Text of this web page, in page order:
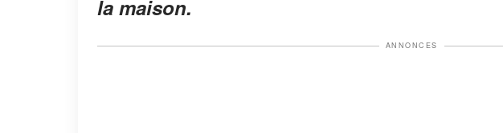
la maison.
ANNONCES